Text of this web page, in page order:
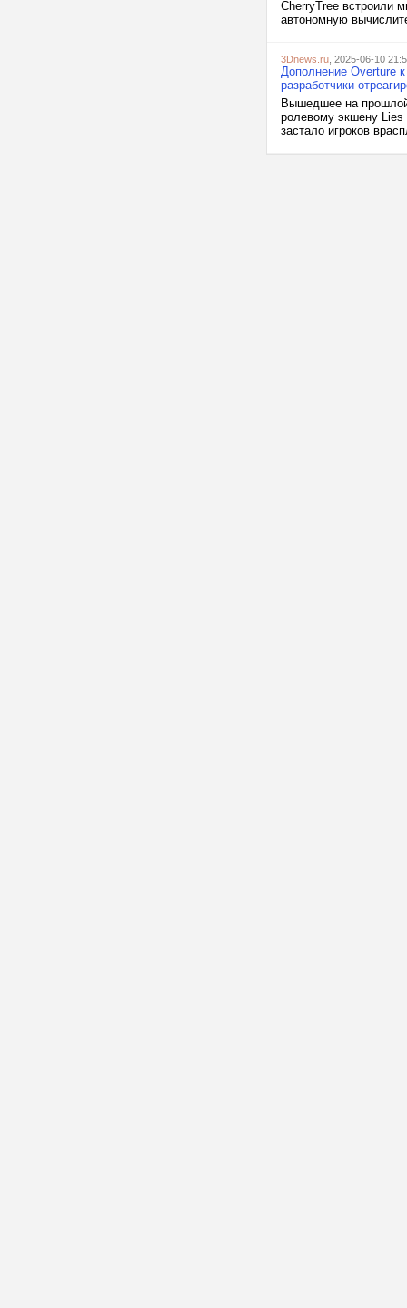
CherryTree встроили
автономную
3Dnews.ru , 2025-06-10
Дополнение Overture
разработчики
Вышедшее на
ролевому экшену Lies
застало игроков